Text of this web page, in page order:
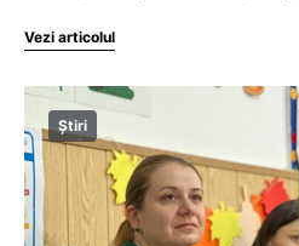
Vezi articolul
Știri